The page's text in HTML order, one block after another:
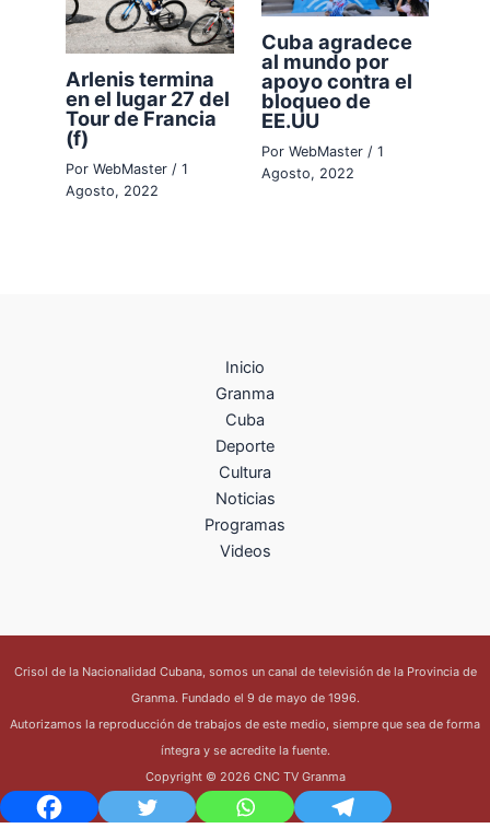
Arlenis termina
en el lugar 27 del
Tour de Francia
(f)
PorWebMaster /1
Agosto, 2022
Cuba agradece
al mundo por
apoyo contra el
bloqueo de
EE.UU
Por WebMaster / 1
Agosto, 2022
Inicio
Granma
Cuba
Deporte
Cultura
Noticias
Programas
Videos
Crisol de la Nacionalidad Cubana, somos un canal de televisión de la Provincia de
Granma. Fundado el 9 de mayo de 1996.
Autorizamos la reproducción de trabajos de este medio, siempre que sea de forma
íntegra y se acredite la fuente.
Copyright © 2026 CNC TV Granma